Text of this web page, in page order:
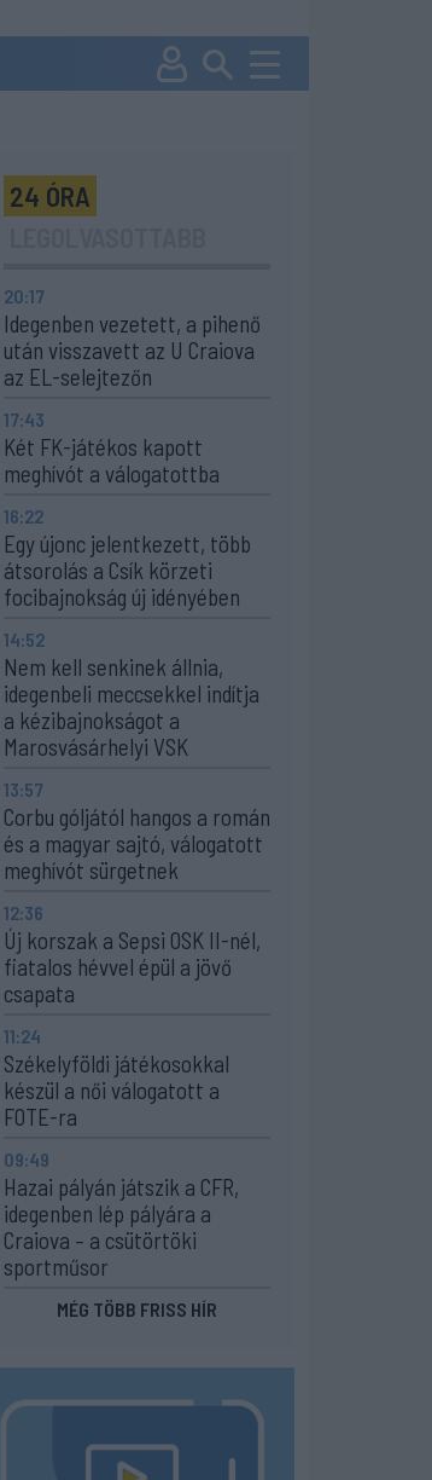
24 ÓRA
20:17
Idegenben vezetett, a pihenő
után visszavett az U Craiova
az EL-selejtezőn
17:43
Két FK-játékos kapott
meghívót a válogatottba
16:22
Egy újonc jelentkezett, több
átsorolás a Csík körzeti
focibajnokság új idényében
14:52
Nem kell senkinek állnia,
idegenbeli meccsekkel indítja
a kézibajnokságot a
Marosvásárhelyi VSK
13:57
Corbu góljától hangos a román
és a magyar sajtó, válogatott
meghívót sürgetnek
12:36
Új korszak a Sepsi OSK II-nél,
fiatalos hévvel épül a jövő
csapata
11:24
Székelyföldi játékosokkal
készül a női válogatott a
FOTE-ra
09:49
Hazai pályán játszik a CFR,
idegenben lép pályára a
Craiova – a csütörtöki
sportműsor
MÉG TÖBB FRISS HÍR